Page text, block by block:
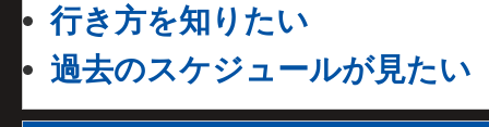
行き方を知りたい
過去のスケジュールが見たい